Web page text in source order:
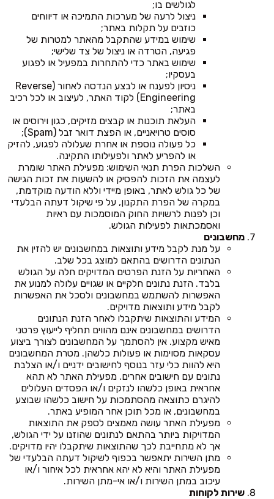
לגולשים בו;
ניצול לרעה של מערכות התמיכה או דיווחים
כוזבים על תקלות באתר;
שימוש במידע שהתקבל מהאתר למטרות של
פגיעה, הטרדה או ניצול של צד שלישי;
שימוש באתר כדי להתחרות במפעיל או לפגוע
בעסקיו;
ניסיון לפענח או לבצע הנדסה לאחור (Reverse
Engineering) לקוד האתר, לעיצוב או לכל רכיב
באתר;
העלאת תוכנות או קבצים מזיקים, כגון וירוסים או
סוסים טרויאניים, או הפצת דואר זבל (Spam);
כל פעולה נוספת או אחרת שעלולה לפגוע, להזיק
או להפריע לאתר ולפעילותו התקינה.
השלכות הפרת תנאי השימוש: מפעילת האתר שומרת
לעצמה את הזכות להפסיק או להשעות את זכות הגישה
של כל גולש לאתר, באופן מיידי וללא הודעה מוקדמת,
במקרה של הפרת התקנון, על פי שיקול דעתה הבלעדי
וכן לפנות לרשויות החוק המוסמכות עם ראיות
ואסמכתאות לפעילות הגולש.
מחשבונים
על מנת לקבל מידע ותוצאות במחשבונים יש להזין את
הנתונים הדרושים בהתאם למוצג בכל שלב.
האחריות על הזנת הפרטים המדויקים חלה על הגולש
בלבד. הזנת נתונים חלקיים או שגויים עלולה למנוע את
האפשרות להשתמש במחשבונים ולסכל את האפשרות
לקבל מידע ותוצאות מדויקים.
המידע והתוצאות שיתקבלו לאחר הזנת הנתונים
הדרושים במחשבונים אינם מהווים תחליף לייעוץ פרטני
מאיש מקצוע. אין להסתמך על המחשבונים לצורך ביצוע
עסקאות מסוימות או פעולות כלשהן. מטרת המחשבונים
היא להוות כלי עזר בנוסף לחישובים ידניים ו/או הצלבת
נתונים עם חישובים אחרים. מפעילת האתר לא תהא
אחראית באופן כלשהו לנזקים ו/או הפסדים העלולים
להיגרם כתוצאה מהסתמכות על חישוב כלשהו שבוצע
במחשבונים, או מכל תוכן אחר המופיע באתר.
מפעילת האתר עושה מאמצים לספק את התוצאות
המדויקות ביותר בהתאם לנתונים שהוזנו על ידי הגולש,
אך לא מתחייבת לכך שהתוצאות שיתקבלו יהיו מדויקים.
מתן השירות יתאפשר בכפוף לשיקול דעתה הבלעדי של
מפעילת האתר והיא לא יהא אחראית לכל איחור ו/או
עיכוב במתן השירות ו/או אי-מתן השירות.
שירות לקוחות